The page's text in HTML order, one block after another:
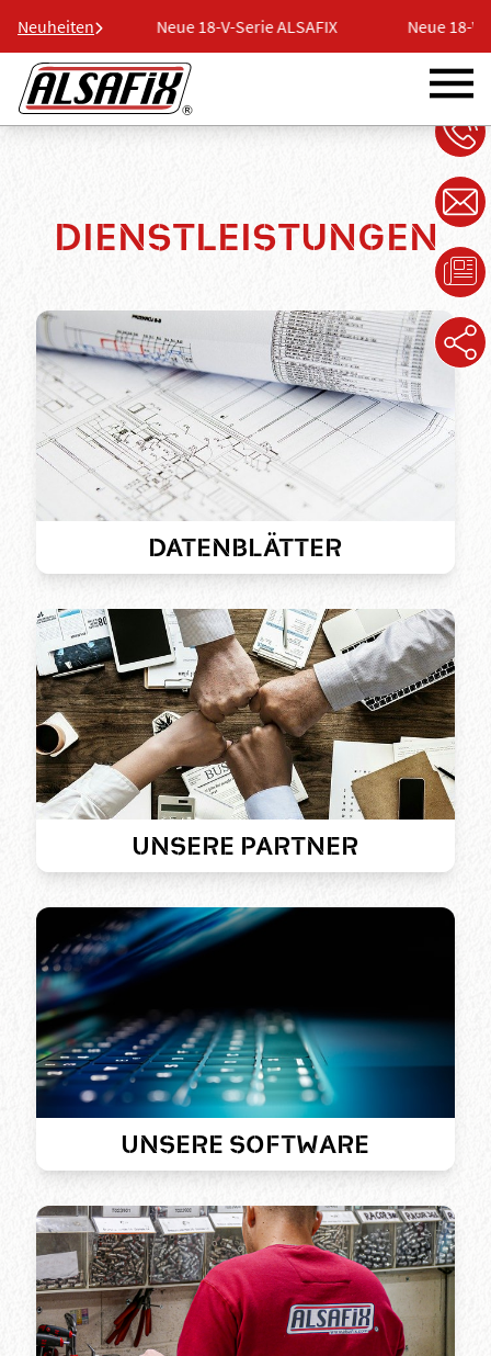
Neuheiten
ALSAFIX Neue 18-V-Serie ALSAFIX Neue 18-V-
DIENSTLEISTUNGEN
DATENBLÄTTER
UNSERE PARTNER
UNSERE SOFTWARE